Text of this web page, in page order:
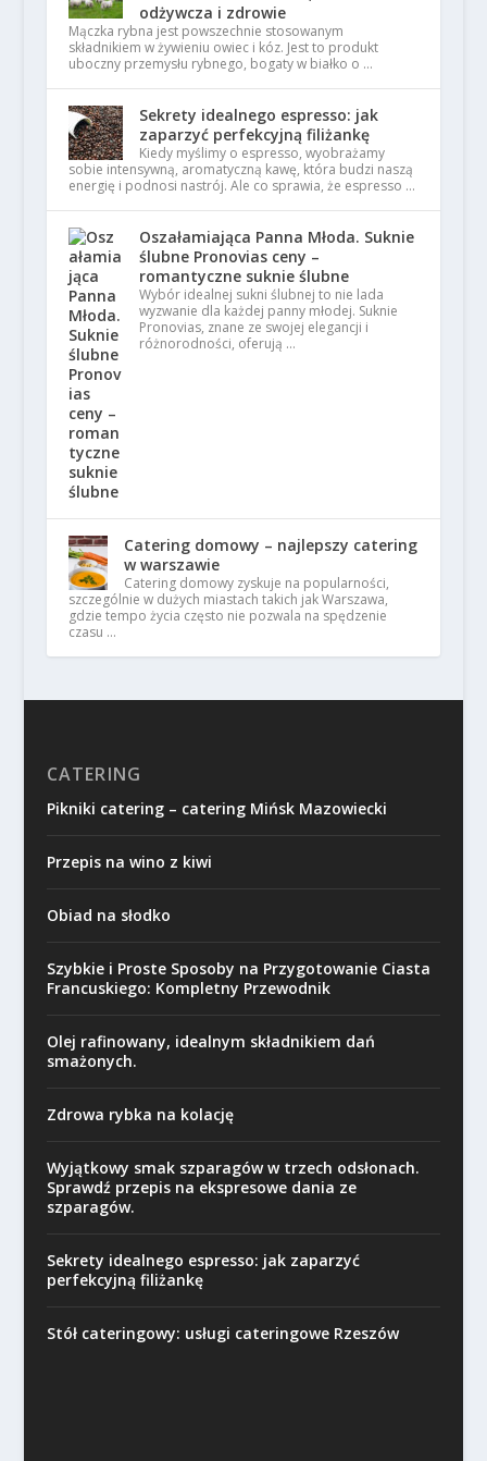
odżywcza i zdrowie
Mączka rybna jest powszechnie stosowanym
składnikiem w żywieniu owiec i kóz. Jest to produkt
uboczny przemysłu rybnego, bogaty w białko o …
Sekrety idealnego espresso: jak
zaparzyć perfekcyjną filiżankę
Kiedy myślimy o espresso, wyobrażamy
sobie intensywną, aromatyczną kawę, która budzi naszą
energię i podnosi nastrój. Ale co sprawia, że espresso …
Oszałamiająca Panna Młoda. Suknie
ślubne Pronovias ceny –
romantyczne suknie ślubne
Wybór idealnej sukni ślubnej to nie lada
wyzwanie dla każdej panny młodej. Suknie
Pronovias, znane ze swojej elegancji i
różnorodności, oferują …
Catering domowy – najlepszy catering
w warszawie
Catering domowy zyskuje na popularności,
szczególnie w dużych miastach takich jak Warszawa,
gdzie tempo życia często nie pozwala na spędzenie
czasu …
CATERING
Pikniki catering – catering Mińsk Mazowiecki
Przepis na wino z kiwi
Obiad na słodko
Szybkie i Proste Sposoby na Przygotowanie Ciasta
Francuskiego: Kompletny Przewodnik
Olej rafinowany, idealnym składnikiem dań
smażonych.
Zdrowa rybka na kolację
Wyjątkowy smak szparagów w trzech odsłonach.
Sprawdź przepis na ekspresowe dania ze
szparagów.
Sekrety idealnego espresso: jak zaparzyć
perfekcyjną filiżankę
Stół cateringowy: usługi cateringowe Rzeszów